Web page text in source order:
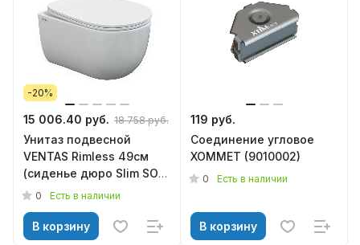
-20%
15 006.40 руб. 18 758 руб.
Унитаз подвесной
VENTAS Rimless 49см
(сиденье дюро Slim SO
м/лифт, быстросъём)
0 Есть в наличии
В корзину
119 руб.
Соединение угловое
ХОММЕТ (9010002)
0 Есть в наличии
В корзину